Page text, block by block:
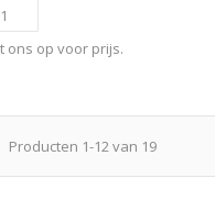
ons op voor prijs.
Producten 1-12van 19